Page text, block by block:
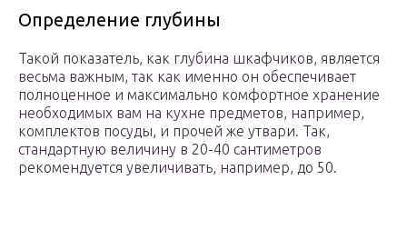
Определение глубины
Такой показатель, как глубина шкафчиков, является
весьма важным, так как именно он обеспечивает
полноценное и максимально комфортное хранение
необходимых вам на кухне предметов, например,
комплектов посуды, и прочей же утвари. Так,
стандартную величину в 20-40 сантиметров
рекомендуется увеличивать, например, до 50.